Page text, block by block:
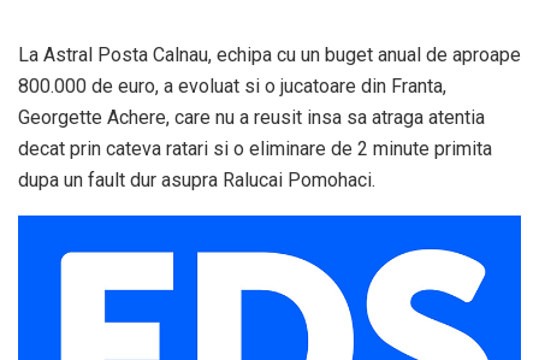
La Astral Posta Calnau, echipa cu un buget anual de aproape
800.000 de euro, a evoluat si o jucatoare din Franta,
Georgette Achere, care nu a reusit insa sa atraga atentia
decat prin cateva ratari si o eliminare de 2 minute primita
dupa un fault dur asupra Ralucai Pomohaci.